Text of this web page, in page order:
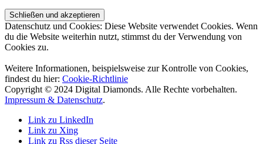
Datenschutz und Cookies: Diese Website verwendet Cookies. Wenn
du die Website weiterhin nutzt, stimmst du der Verwendung von
Cookies zu.
Weitere Informationen, beispielsweise zur Kontrolle von Cookies,
findest du hier: Cookie-Richtlinie
Copyright © 2024 Digital Diamonds. Alle Rechte vorbehalten.
Impressum & Datenschutz.
Link zu LinkedIn
Link zu Xing
Link zu Rss dieser Seite